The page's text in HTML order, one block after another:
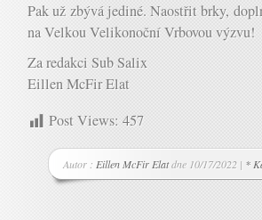
Pak už zbývá jediné. Naostřit brky,
na Velkou Velikonoční Vrbovou výzvu!
Za redakci Sub Salix
Eillen McFir Elat
Post Views: 457
Autor : Eillen McFir Elatdne 10/17/2022 | *